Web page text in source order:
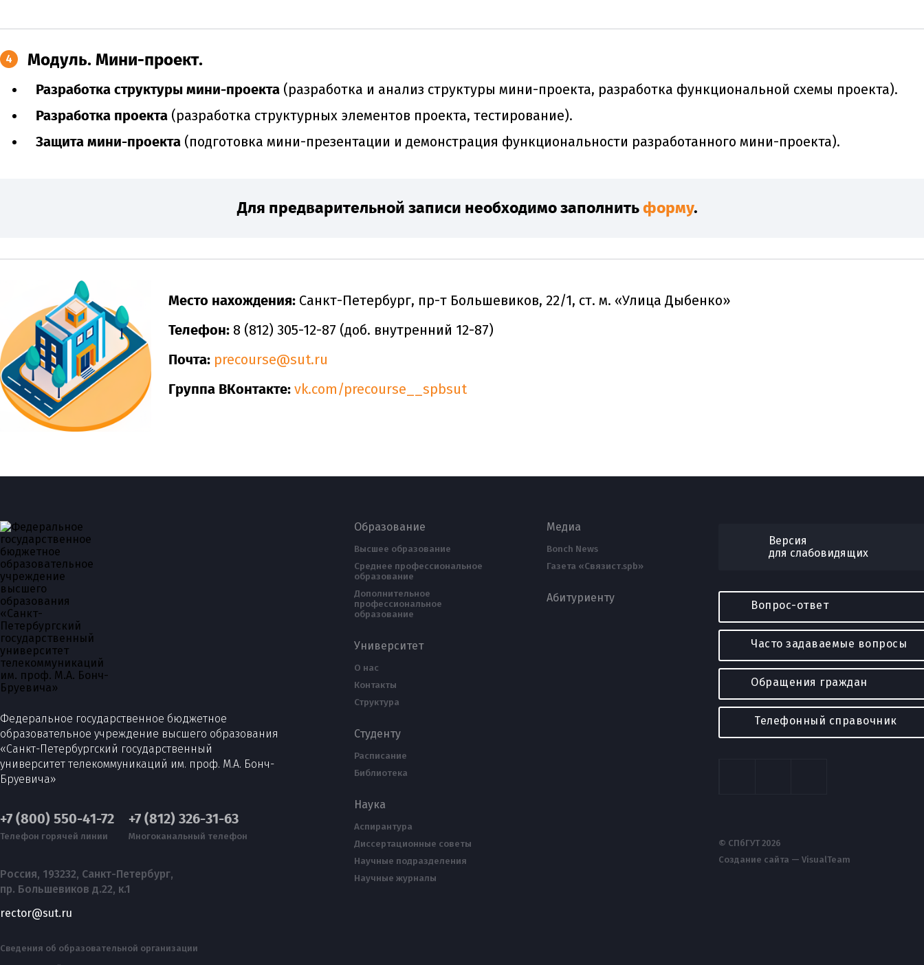
4 Модуль. Мини-проект.
Разработка структуры мини-проекта (разработка и анализ структуры мини-проекта, разработка функциональной схемы проекта).
Разработка проекта (разработка структурных элементов проекта, тестирование).
Защита мини-проекта (подготовка мини-презентации и демонстрация функциональности разработанного мини-проекта).
Для предварительной записи необходимо заполнитьформу.
Место нахождения: Санкт-Петербург, пр-т Большевиков, 22/1, ст. м. «Улица Дыбенко»
Телефон: 8 (812) 305-12-87 (доб. внутренний 12-87)
Почта: precourse@sut.ru
Группа ВКонтакте: vk.com/precourse__spbsut
Федеральное государственное бюджетное
образовательное учреждение высшего образования
«Санкт-Петербургский государственный
университет телекоммуникаций им. проф. М.А. Бонч-
Бруевича»
+7 (800) 550-41-72
Телефон горячей линии
+7 (812) 326-31-63
Многоканальный телефон
Россия, 193232, Санкт-Петербург,
пр. Большевиков д.22, к.1
rector@sut.ru
Сведения об образовательной организации
Образование
Высшее образование
Среднее профессиональное
образование
Дополнительное
профессиональное
образование
Университет
О нас
Контакты
Структура
Студенту
Расписание
Библиотека
Наука
Аспирантура
Диссертационные советы
Научные подразделения
Научные журналы
Медиа
Bonch News
Газета «Связист.spb»
Абитуриенту
Версия
для слабовидящих
Вопрос-ответ
Часто задаваемые вопросы
Обращения граждан
Телефонный справочник
© СПбГУТ 2026
Создание сайта — VisualTeam